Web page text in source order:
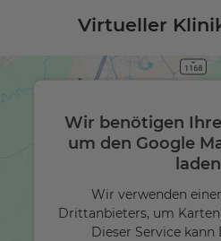
Virtueller
Wir benötigen
um den Google
Wir verwenden
Drittanbieters, um
Dieser Service kann